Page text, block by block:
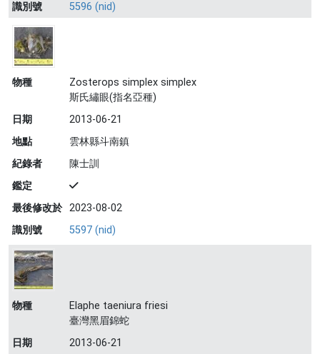
識別號
5596 (nid)
物種
Zosterops simplex simplex
斯氏繡眼(指名亞種)
日期
2013-06-21
地點
雲林縣斗南鎮
紀錄者
陳士訓
鑑定
最後修改於 2023-08-02
識別號
5597 (nid)
物種
Elaphe taeniura friesi
臺灣黑眉錦蛇
日期
2013-06-21